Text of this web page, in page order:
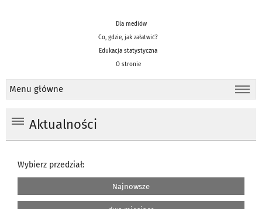
Dla mediów
Co, gdzie, jak załatwić?
Edukacja statystyczna
O stronie
Menu główne
Aktualności
Wybierz przedział:
Najnowsze